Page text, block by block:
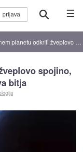
☰
žveplovo spojino, ki jo na Zemlji proizvajajo le živa bitja
spojino,
bitja